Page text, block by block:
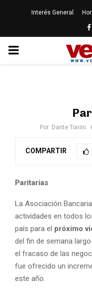
Interés General
PRIMARY
Por: Dante Tonini
COMPARTIR
Paritarias
La Asociación
actividades en todos
país para el próximo
del fin de semana
el fracaso de las
fue ofrecido un
este año.